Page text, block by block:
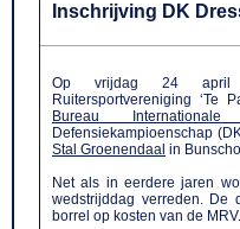
Inschrijving DK
Op vrijdag 24 april
Ruitersportvereniging ‘Te
Bureau
Defensiekampioenschap
Stal Groenendaal in
Net als in eerdere jaren
wedstrijddag verreden. De
borrel op kosten van de MRV.